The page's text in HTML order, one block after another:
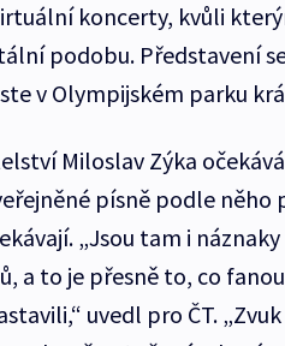
koncerty, kvůli
podobu. Představení
v Olympijském parku
Miloslav Zýka
písně podle něho
„Jsou tam i
a to je přesně to, co
uvedl pro ČT.